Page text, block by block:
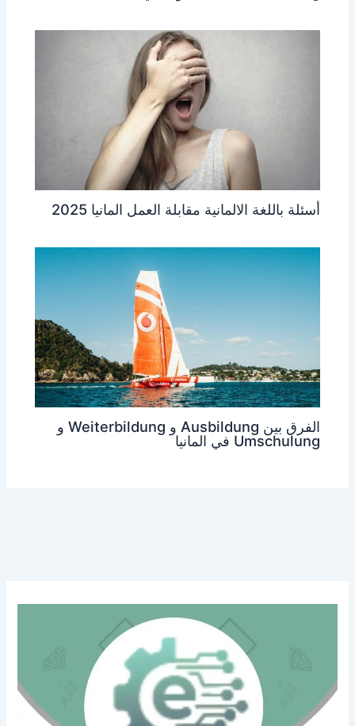
أسئلة باللغة الالمانية مقابلة العمل المانيا 2025
الفرق بين Ausbildung و Weiterbildung و
Umschulung في المانيا